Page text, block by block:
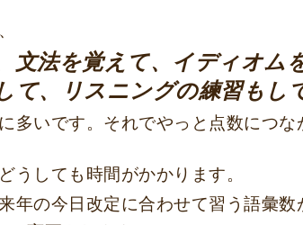
文法を覚えて、イディオム
て、リスニングの練習もし
多いです。 それでやっと点数につな
うしても時間がかかります。
年の今日改定に合わせて習う語彙数